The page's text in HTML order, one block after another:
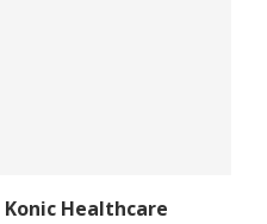
Healthcare